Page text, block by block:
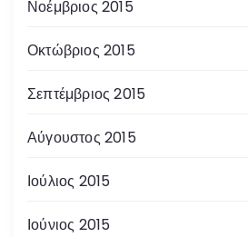
Νοέμβριος 2015
Οκτώβριος 2015
Σεπτέμβριος 2015
Αύγουστος 2015
Ιούλιος 2015
Ιούνιος 2015